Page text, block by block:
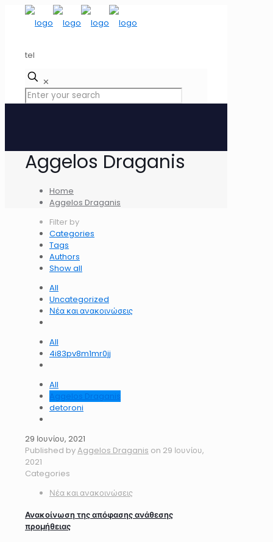
tel
✕
Aggelos Draganis
Home
Aggelos Draganis
Filter by
Categories
Tags
Authors
Show all
All
Uncategorized
Νέα και ανακοινώσεις
All
4i83pv8m1mr0jj
All
Aggelos Draganis
detoroni
29 Ιουνίου, 2021
Published byAggelos Draganis on 29 Ιουνίου,
2021
Categories
Νέα και ανακοινώσεις
Ανακοίνωση της απόφασης ανάθεσης
προμήθειας